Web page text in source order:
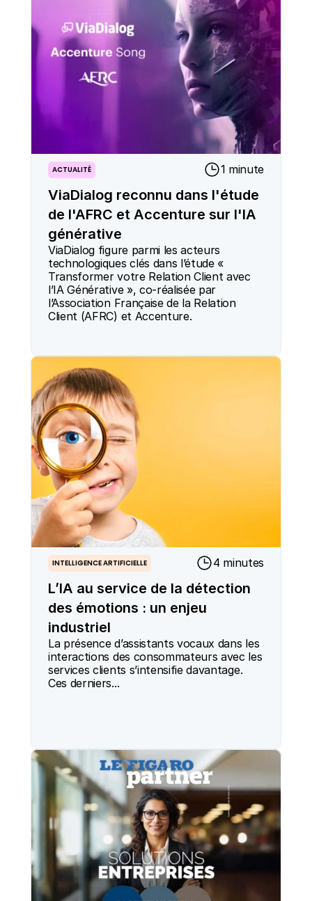
ViaDialog reconnu dans l'étude
de l'AFRC et Accenture sur l'IA
générative
ACTUALITÉ 1 minute
ViaDialog figure parmi les acteurs
technologiques clés dans l’étude «
Transformer votre Relation Client avec
l’IA Générative », co-réalisée par
l’Association Française de la Relation
Client (AFRC) et Accenture.
L’IA au service de la détection
des émotions : un enjeu
industriel
INTELLIGENCE ARTIFICIELLE 4 minutes
La présence d’assistants vocaux dans les
interactions des consommateurs avec les
services clients s’intensifie davantage.
Ces derniers...